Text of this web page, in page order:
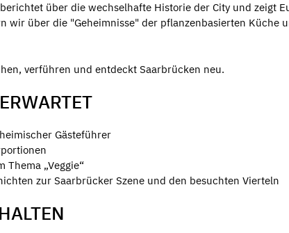
über die wechselhafte Historie der City und zeigt
wir über die "Geheimnisse" der pflanzenbasierten Küche
verführen und entdeckt Saarbrücken neu.
Gästeführer
Thema „Veggie“
zur Saarbrücker Szene und den besuchten Vierteln